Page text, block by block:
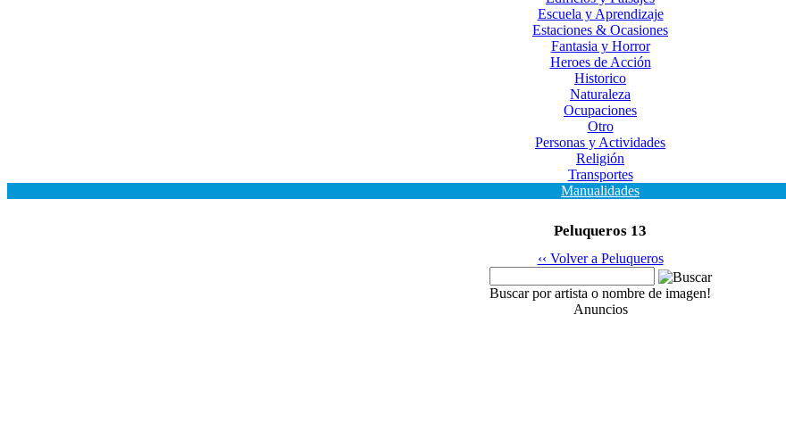
Escuela y Aprendizaje
Estaciones & Ocasiones
Fantasia y Horror
Heroes de Acción
Historico
Naturaleza
Ocupaciones
Otro
Personas y Actividades
Religión
Transportes
Manualidades
Peluqueros 13
‹‹ Volver a Peluqueros
Buscar por artista o nombre de imagen!
Anuncios